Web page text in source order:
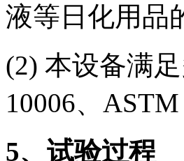
液等日化用品
(2) 本设备满
10006、
5、试验过程